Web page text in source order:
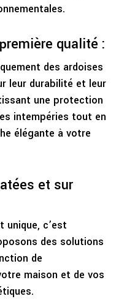
qualité :
des ardoises
leur durabilité et leur
une protection
intempéries tout en
élégante à votre
et sur
unique, c’est
des solutions
de
maison et de vos